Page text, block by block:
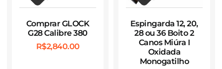
Comprar GLOCK
G28 Calibre 380
R$2,840.00
Espingarda 12, 20,
28 ou 36 Boito 2
Canos Miúra I
Oxidada
Monogatilho